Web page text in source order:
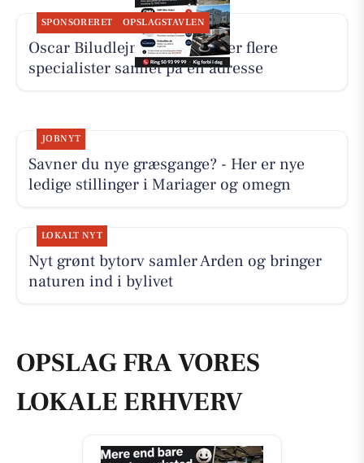
SPONSORERET OPSLAGSTAVLEN
Oscar Biludlejning fremhæver flere
specialister samlet på én adresse
JOBNYT
Savner du nye græsgange? - Her er nye
ledige stillinger i Mariager og omegn
LOKALT NYT
Nyt grønt bytorv samler Arden og bringer
naturen ind i bylivet
OPSLAG FRA VORES
LOKALE ERHVERV